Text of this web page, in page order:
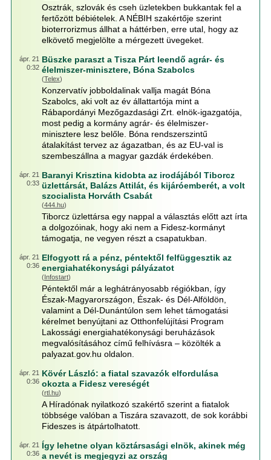
Osztrák, szlovák és cseh üzletekben bukkantak fel a
fertőzött bébiételek. A NÉBIH szakértője szerint
bioterrorizmus állhat a háttérben, erre utal, hogy az
elkövető megjelölte a mérgezett üvegeket.
ápr. 21
0:32
Büszke paraszt a Tisza Párt leendő agrár- és
élelmiszer-minisztere, Bóna Szabolcs
(Telex)
Konzervatív jobboldalinak vallja magát Bóna
Szabolcs, aki volt az év állattartója mint a
Rábapordányi Mezőgazdasági Zrt. elnök-igazgatója,
most pedig a kormány agrár- és élelmiszer-
minisztere lesz belőle. Bóna rendszerszintű
átalakítást tervez az ágazatban, és az EU-val is
szembeszállna a magyar gazdák érdekében.
ápr. 21
0:33
Baranyi Krisztina kidobta az irodájából Tiborcz
üzlettársát, Balázs Attilát, és kijáróemberét, a volt
szocialista Horváth Csabát
(444.hu)
Tiborcz üzlettársa egy nappal a választás előtt azt írta
a dolgozóinak, hogy aki nem a Fidesz-kormányt
támogatja, ne vegyen részt a csapatukban.
ápr. 21
0:36
Elfogyott rá a pénz, péntektől felfüggesztik az
energiahatékonysági pályázatot
(Infostart)
Péntektől már a leghátrányosabb régiókban, így
Észak-Magyarországon, Észak- és Dél-Alföldön,
valamint a Dél-Dunántúlon sem lehet támogatási
kérelmet benyújtani az Otthonfelújítási Program
Lakossági energiahatékonysági beruházások
megvalósításához című felhívásra – közölték a
palyazat.gov.hu oldalon.
ápr. 21
0:36
Kövér László: a fiatal szavazók elfordulása
okozta a Fidesz vereségét
(rtl.hu)
A Híradónak nyilatkozó szakértő szerint a fiatalok
többsége valóban a Tiszára szavazott, de sok korábbi
Fideszes is átpártolhatott.
ápr. 21
0:36
Így lehetne olyan köztársasági elnök, akinek még
a nevét is megjegyzi az ország